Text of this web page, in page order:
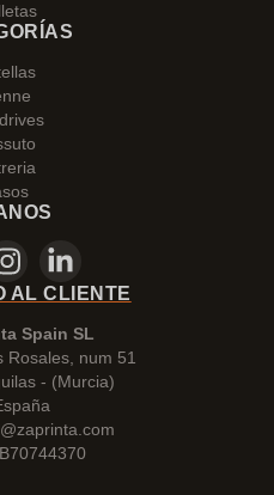
AL CLIENTE
Spain SL
Rosales, num 51
- (Murcia)